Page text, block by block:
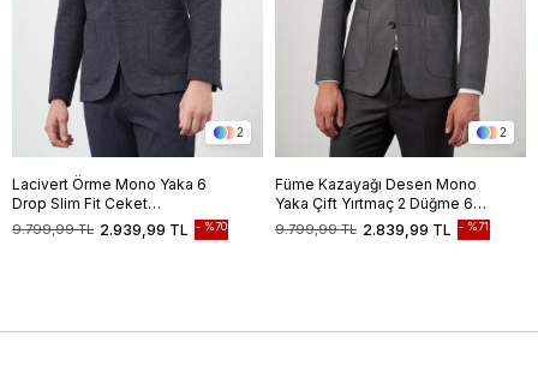
2
Lacivert Örme Mono Yaka 6
Drop Slim Fit Ceket
1002245151
2.939,99 TL
9.799,99 TL %70
2
Füme Kazayağı Desen Mono
Yaka Çift Yırtmaç 2 Düğme 6
Drop Slim Fit Classic Ceket
1002245106
2.839,99 TL
9.799,99 TL %71